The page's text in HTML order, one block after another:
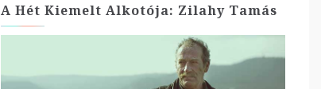
A Hét Kiemelt Alkotója: Zilahy Tamás